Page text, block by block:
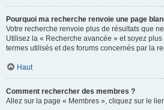
Pourquoi ma recherche renvoie une page
Votre recherche renvoie plus de résultats que
Utilisez la « Recherche avancée » et soyez
termes utilisés et des forums concernés par la
Haut
Comment rechercher des membres ?
Allez sur la page « Membres », cliquez sur le